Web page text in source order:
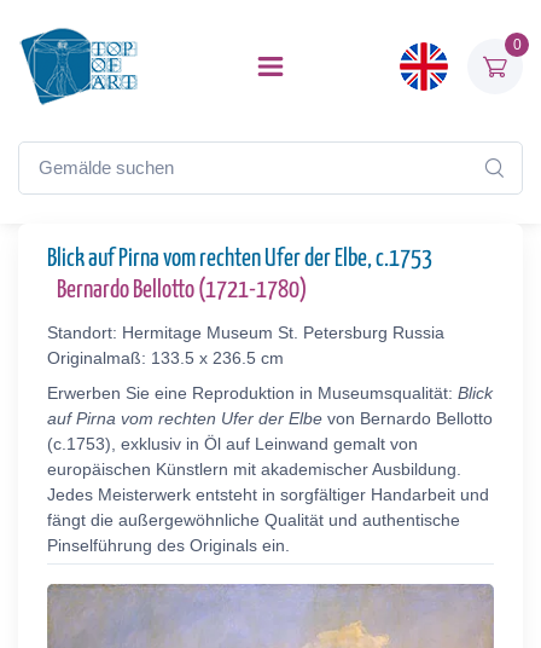
0
Blick auf Pirna vom rechten Ufer der Elbe, c.1753
Bernardo Bellotto (1721-1780)
Standort: Hermitage Museum St. Petersburg Russia
Originalmaß: 133.5 x 236.5 cm
Erwerben Sie eine Reproduktion in Museumsqualität: Blick
auf Pirna vom rechten Ufer der Elbe von Bernardo Bellotto
(c.1753), exklusiv in Öl auf Leinwand gemalt von
europäischen Künstlern mit akademischer Ausbildung.
Jedes Meisterwerk entsteht in sorgfältiger Handarbeit und
fängt die außergewöhnliche Qualität und authentische
Pinselführung des Originals ein.